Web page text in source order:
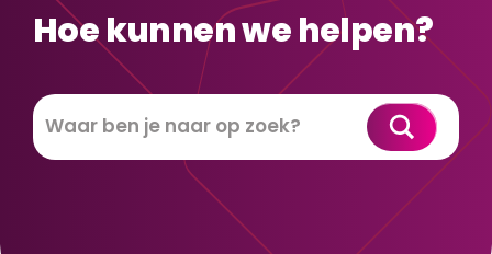
Hoe kunnen we helpen?
Zoeken